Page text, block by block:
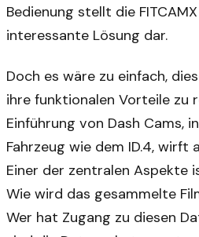
Bedienung stellt die
interessante Lösung dar.
Doch es wäre zu einfach,
ihre funktionalen Vorteile zu
Einführung von Dash Cams,
Fahrzeug wie dem ID.4, wirft
Einer der zentralen Aspekte
Wie wird das gesammelte
Wer hat Zugang zu diesen